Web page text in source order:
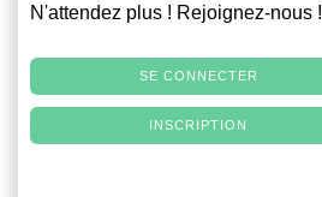
N'attendez plus ! Rejoignez-nous !
SE CONNECTER
INSCRIPTION